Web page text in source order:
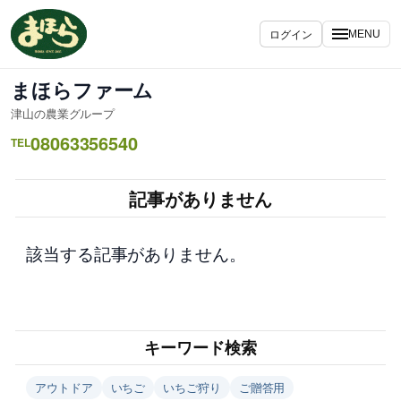
容
を
キ
ッ
プ
ログイン MENU
まほらファーム
津山の農業グループ
TEL08063356540
記事がありません
該当する記事がありません。
キーワード検索
アウトドア いちご いちご狩り ご贈答用